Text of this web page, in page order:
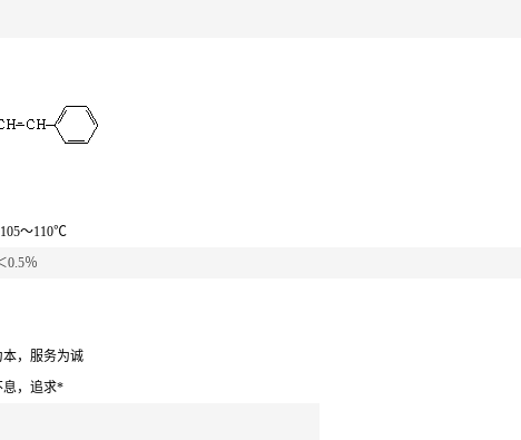
～110℃
0.5％
，服务为诚
息，追求*